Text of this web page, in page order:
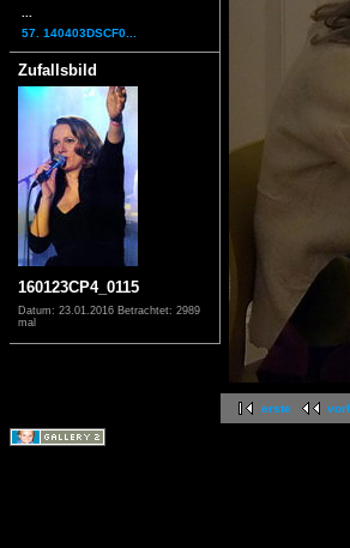
57. 140403DSCF0...
Zufallsbild
160123CP4_0115
Datum: 23.01.2016 Betrachtet: 2989
mal
erste